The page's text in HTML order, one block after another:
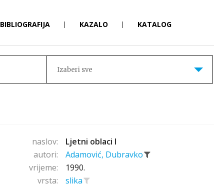
BIBLIOGRAFIJA | KAZALO | KATALOG
Izaberi sve
naslov:
Ljetni oblaci I
autori:
Adamović, Dubravko
vrijeme:
1990.
vrsta:
slika